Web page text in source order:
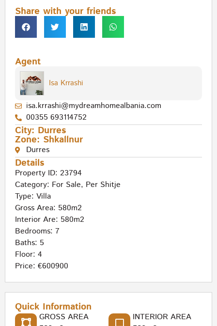
Share with your friends
Agent
Isa Krrashi
isa.krrashi@mydreamhomealbania.com
00355 693114752
City: Durres
Zone: Shkallnur
Durres
Details
Property ID: 23794
Category: For Sale, Per Shitje
Type: Villa
Gross Area: 580m2
Interior Are: 580m2
Bedrooms: 7
Baths: 5
Floor: 4
Price: €600900
Quick Information
GROSS AREA
INTERIOR AREA